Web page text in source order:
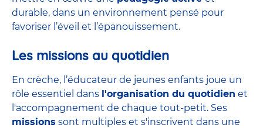
durable, dans un environnement pensé pour
favoriser l’éveil et l’épanouissement.
Les missions au quotidien
En crèche, l’éducateur de jeunes enfants joue un
rôle essentiel dans l'organisation du quotidien et
l'accompagnement de chaque tout-petit. Ses
missions sont multiples et s'inscrivent dans une